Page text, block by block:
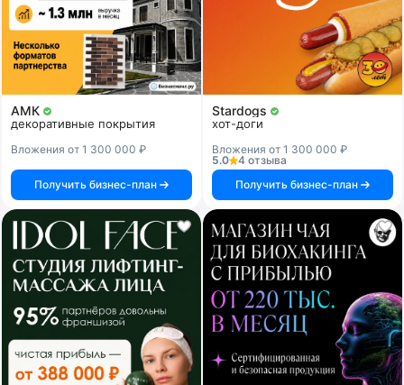
АМК
декоративные покрытия
Вложения от 1 300 000 ₽
Получить бизнес-план
Stardogs
хот-доги
Вложения от 1 300 000 ₽
5.0
4 отзыва
Получить бизнес-план